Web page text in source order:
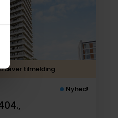
kræver tilmelding
Nyhed!